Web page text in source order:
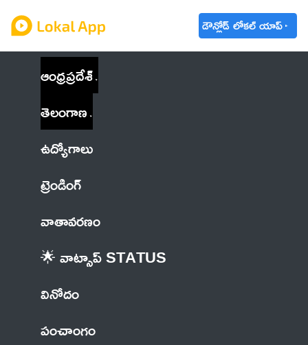
డౌన్లోడ్ లోకల్ యాప్
ఆంధ్రప్రదేశ్
తెలంగాణ
ఉద్యోగాలు
ట్రెండింగ్
వాతావరణం
🌟 వాట్సాప్ STATUS
వినోదం
పంచాంగం